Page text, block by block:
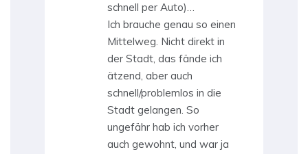
schnell per Auto)…
Ich brauche genau so einen
Mittelweg. Nicht direkt in
der Stadt, das fände ich
ätzend, aber auch
schnell/problemlos in die
Stadt gelangen. So
ungefähr hab ich vorher
auch gewohnt, und war ja